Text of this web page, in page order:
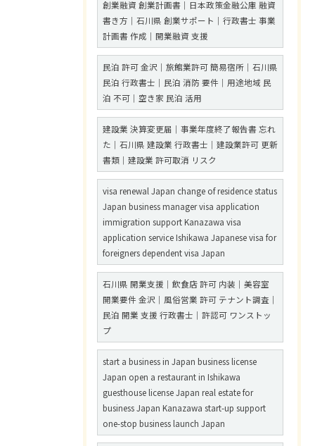
創業融資 創業計画書｜日本政策金融公庫 融資
書き方｜石川県 創業サポート｜行政書士 事業
計画書 作成｜開業融資 支援
民泊 許可 金沢｜旅館業許可 簡易宿所｜石川県
民泊 行政書士｜民泊 消防 要件｜用途地域 民
泊 不可｜空き家 民泊 活用
建設業 決算変更届｜事業年度終了報告書 忘れ
た｜石川県 建設業 行政書士｜建設業許可 更新
書類｜建設業 許可取消 リスク
visa renewal Japan change of residence status
Japan business manager visa application
immigration support Kanazawa visa
application service Ishikawa Japanese visa for
foreigners dependent visa Japan
石川県 開業支援｜飲食店 許可 内装｜美容室
開業要件 金沢｜風俗営業 許可 テナント調査｜
民泊 開業 支援 行政書士｜許認可 ワンストッ
プ
start a business in Japan business license
Japan open a restaurant in Ishikawa
guesthouse license Japan real estate for
business Japan Kanazawa start-up support
one-stop business launch Japan